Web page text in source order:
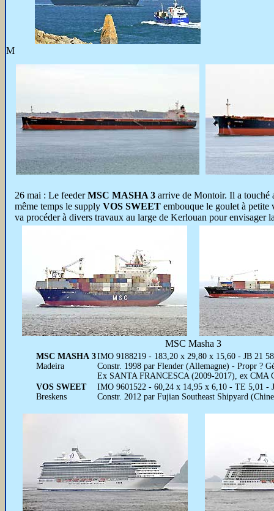
M
26 mai : Le feederMSC MASHA 3 arrive de Montoir. Il a touché
même temps le supply VOS SWEET embouque le goulet à
va procéder à divers travaux au large de Kerlouan pour
MSC Masha 3
MSC MASHA 3
Madeira
IMO 9188219 - 183,20 x 29,80 x 15,60 - JB 21
Constr. 1998 par Flender (Allemagne) - Propr ?
Ex SANTA FRANCESCA (2009-2017), ex
VOS SWEET
Breskens
IMO 9601522 - 60,24 x 14,95 x 6,10 - TE 5,01 -
Constr. 2012 par Fujian Southeast Shipyard